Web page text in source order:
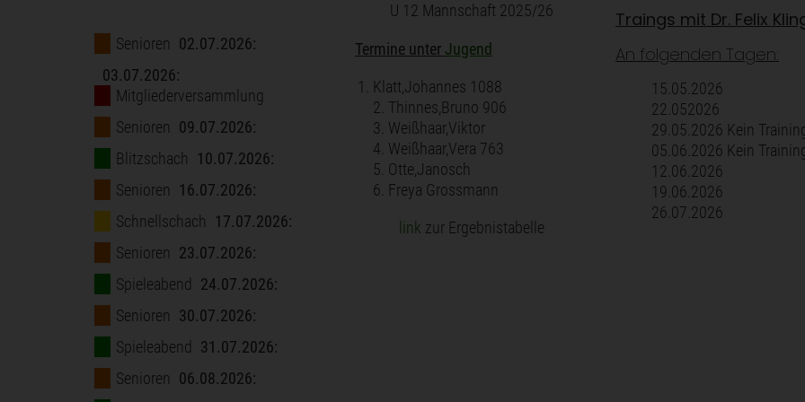
02.07.2026:
Senioren
03.07.2026:
Mitgliederversammlung
09.07.2026:
Senioren
10.07.2026:
Blitzschach
16.07.2026:
Senioren
17.07.2026:
Schnellschach
23.07.2026:
Senioren
24.07.2026:
Spieleabend
30.07.2026:
Senioren
31.07.2026:
Spieleabend
06.08.2026:
Senioren
U 12 Mannschaft 2025/26
Termine unter Jugend
Klatt,Johannes 1088
2. Thinnes,Bruno 906
3. Weißhaar,Viktor
4. Weißhaar,Vera 763
5. Otte,Janosch
6. Freya Grossmann
link zur Ergebnistabelle
Traings mit Dr. Felix
An folgenden Tagen:
15.05.2026
22.052026
29.05.2026 Kein
05.06.2026 Kein
12.06.2026
19.06.2026
26.07.2026